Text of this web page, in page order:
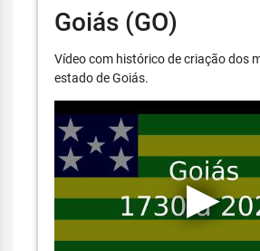
Goiás (GO)
Vídeo com histórico de criação dos
estado de Goiás.